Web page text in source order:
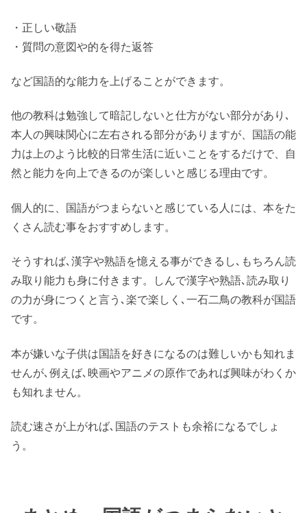
・正しい敬語
・質問の意図や的を得た返答
など国語的な能力を上げることができます。
他の教科は勉強して暗記しないと仕方がない部分があり､
本人の興味関心に左右される部分がありますが、国語の能
力は上のよう比較的日常生活に近いことをするだけで、自
然と能力を向上できるのが楽しいと感じる理由です。
個人的に、国語がつまらないと感じている人には、本をた
くさん読む事をおすすめします。
そうすれば､漢字や熟語を憶える事ができるし､もちろん読
み取り能力も身に付きます。しんで漢字や熟語､読み取り
の力が身につくと言う､楽で楽しく､一石二鳥の教科が国語
です。
本が嫌いな子供は国語を好きになるのは難しいかも知れま
せんが､例えば､映画やアニメの原作であれば興味がわくか
も知れません。
読む速さが上がれば､国語のテストも余裕になるでしょ
う。